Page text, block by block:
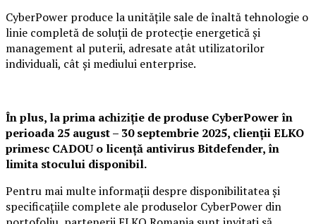
CyberPower produce la unitățile sale de înaltă tehnologie o
linie completă de soluții de protecție energetică și
management al puterii, adresate atât utilizatorilor
individuali, cât și mediului enterprise.
În plus, la prima achiziție de produse CyberPower în
perioada 25 august – 30 septembrie 2025, clienții ELKO
primesc CADOU o licență antivirus Bitdefender, în
limita stocului disponibil.
Pentru mai multe informații despre disponibilitatea și
specificațiile complete ale produselor CyberPower din